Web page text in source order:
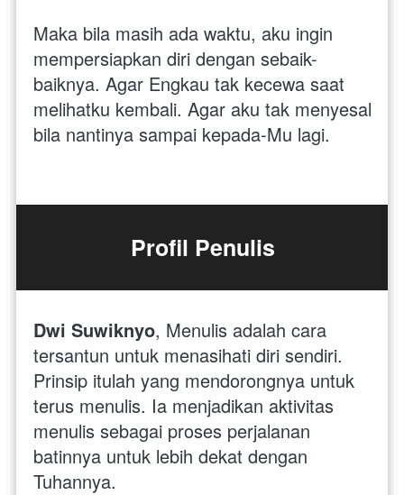
Maka bila masih ada waktu, aku ingin
mempersiapkan diri dengan sebaik-
baiknya. Agar Engkau tak kecewa saat
melihatku kembali. Agar aku tak menyesal
bila nantinya sampai kepada-Mu lagi.
Profil Penulis
Dwi Suwiknyo, Menulis adalah cara
tersantun untuk menasihati diri sendiri.
Prinsip itulah yang mendorongnya untuk
terus menulis. Ia menjadikan aktivitas
menulis sebagai proses perjalanan
batinnya untuk lebih dekat dengan
Tuhannya.